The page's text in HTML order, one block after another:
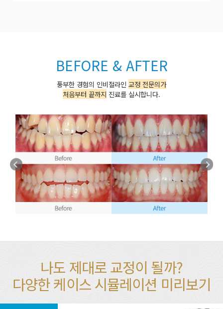
BEFORE & AFTER
풍부한 경험의 인비절라인 교정 전문의가
처음부터 끝까지 진료를 실시합니다.
나도 제대로 교정이 될까?
다양한 케이스 시뮬레이션 미리보기